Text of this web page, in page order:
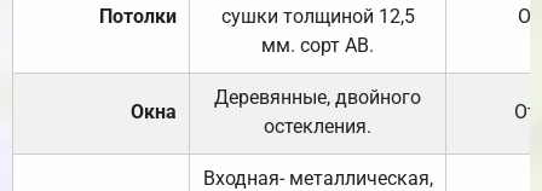
Потолки
сушки толщиной 12,5
мм. сорт АВ.
Окна
Деревянные, двойного
остекления.
Входная- металлическая,